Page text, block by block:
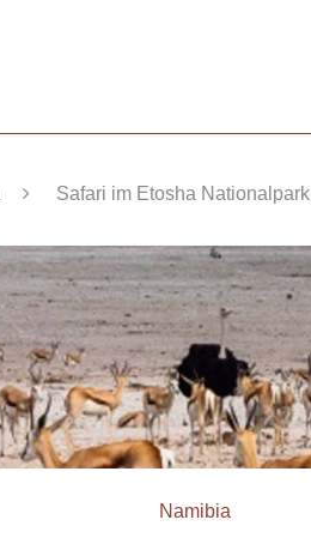
Safari im Etosha Nationalpark
Namibia